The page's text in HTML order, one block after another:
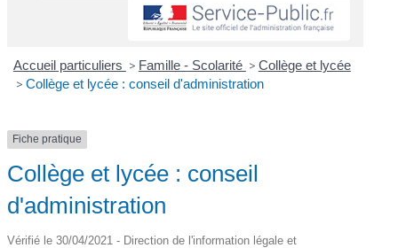
Accueil particuliers > Famille - Scolarité > Collège et lycée
> Collège et lycée : conseil d'administration
Fiche pratique
Collège et lycée : conseil
d'administration
Vérifié le 30/04/2021 - Direction de l'information légale et